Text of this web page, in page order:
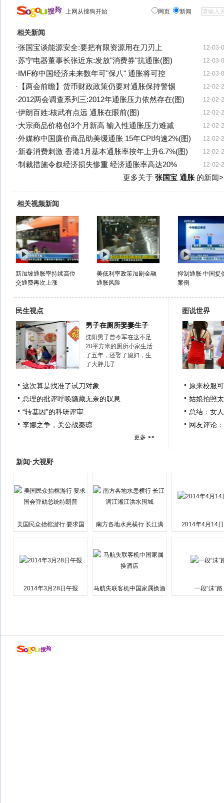
上网从搜狗开始 网页 新闻
相关新闻
12-03-
·张国宝谈能源安全:要把有限资源用在刀刃上
12-03-
·苏宁电器董事长张近东:发放"消费券"抗通胀(图)
12-03-
· IMF称中国经济未来数年可"保八" 通胀将可控
12-02-
· 【两会前瞻】货币财政政策仍要对通胀保持警惕
12-02-
·2012两会调查系列三:2012年通胀压力依然存在(图)
12-02-
·伊朗百姓:核武有点远 通胀在眼前(图)
12-02-
·大宗商品价格创3个月新高 输入性通胀压力难减
12-02-
·外媒称中国廉价商品助美缓通胀 15年CPI均速2%(图)
12-02-
·新春消费刺激 香港1月基本通胀率按年上升6.7%(图)
12-02-
·制裁措施令叙经济损失惨重 经济通胀率高达20%
更多关于 张国宝 通胀的新闻
相关视频新闻
新加坡通胀率持续高位
交通费再次上涨
美低利率政策加剧金融
通胀风险
抑制通胀 中国提
案例
民生视点
男子在厕所娶妻生子
沈阳男子曾令军在这不足
20平方米的厕所小家生活
了五年，还娶了媳妇，生
了大胖儿子……
这次算是找准了试刀对象
总理的批评呼唤隐藏无奈的叹息
“转基因”的科研评审
李娜之争，关公战秦琼
更多 >>
图说世界
原来校服
姑娘拍照
总结：女
网友评论
新闻·大视野
美国民众抬棺游行 要求国
南方各地水患横行 长江漓
2014年4月14
2014年3月28日午报
马航失联客机中国家属换酒
一段“沫”路